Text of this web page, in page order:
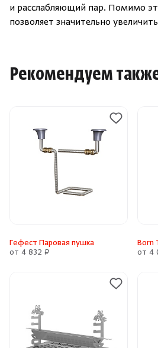
и расслабляющий пар. Помимо
позволяет значительно
Рекомендуем
Гефест Паровая пушка
от 4 832 ₽
Born
от 4